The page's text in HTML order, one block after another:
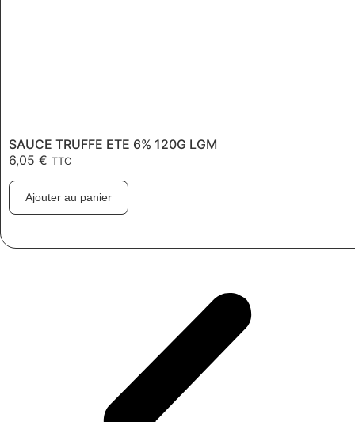
SAUCE TRUFFE ETE 6% 120G LGM
6,05 € TTC
Ajouter au panier